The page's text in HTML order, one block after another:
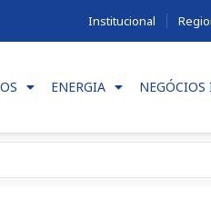
Institucional
ENERGIA